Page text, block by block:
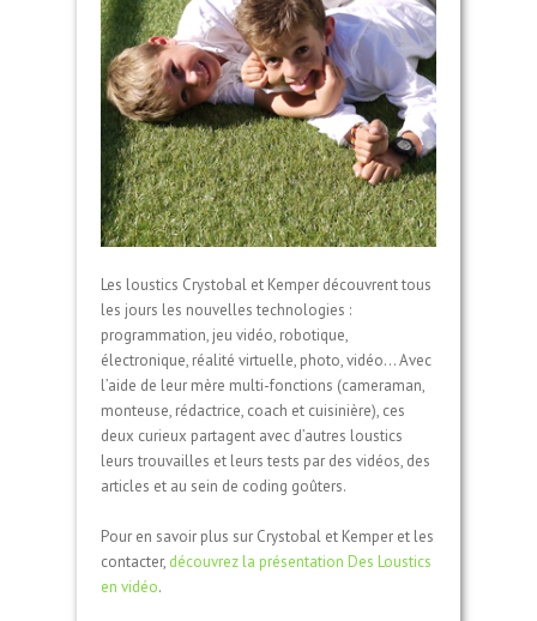
Les loustics Crystobal et Kemper découvrent tous
les jours les nouvelles technologies :
programmation, jeu vidéo, robotique,
électronique, réalité virtuelle, photo, vidéo… Avec
l’aide de leur mère multi-fonctions (cameraman,
monteuse, rédactrice, coach et cuisinière), ces
deux curieux partagent avec d’autres loustics
leurs trouvailles et leurs tests par des vidéos, des
articles et au sein de coding goûters.
Pour en savoir plus sur Crystobal et Kemper et les
contacter, découvrez la présentation Des Loustics
en vidéo.